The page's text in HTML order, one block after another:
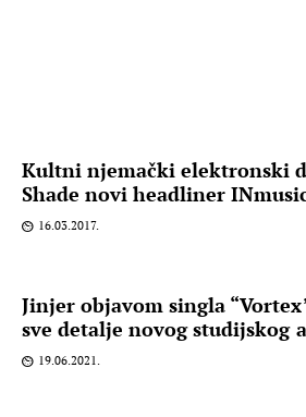
Kultni njemački elektronski
Shade novi headliner
16.03.2017.
Jinjer objavom singla
sve detalje novog studijskog
19.06.2021.